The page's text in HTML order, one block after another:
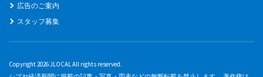
広告のご案内
スタッフ募集
Copyright 2026 JLOCAL All rights reserved.